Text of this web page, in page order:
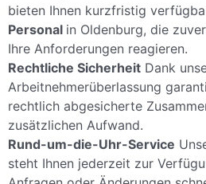
bieten Ihnen kurzfristig
Personal in Oldenburg, die
Ihre Anforderungen reagieren.
Rechtliche Sicherheit Dank
Arbeitnehmerüberlassung
rechtlich abgesicherte
zusätzlichen Aufwand.
Rund-um-die-Uhr-Service
steht Ihnen jederzeit zur